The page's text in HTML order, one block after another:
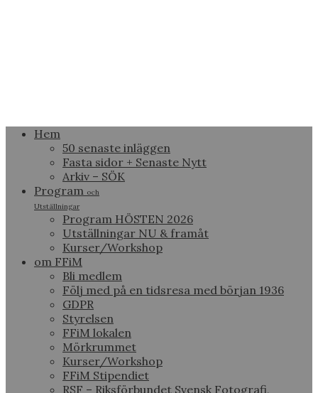
Hem
50 senaste inläggen
Fasta sidor + Senaste Nytt
Arkiv – SÖK
Program och
Utställningar
Program HÖSTEN 2026
Utställningar NU & framåt
Kurser/Workshop
om FFiM
Bli medlem
Följ med på en tidsresa med början 1936
GDPR
Styrelsen
FFiM lokalen
Mörkrummet
Kurser/Workshop
FFiM Stipendiet
RSF – Riksförbundet Svensk Fotografi,